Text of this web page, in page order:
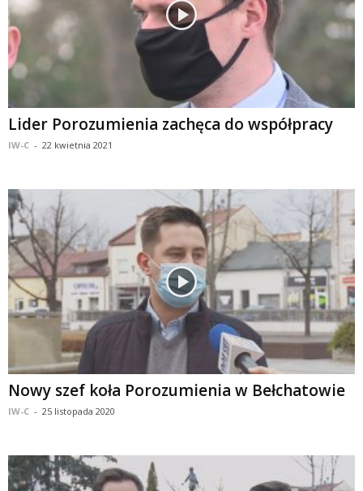
Lider Porozumienia zachęca do współpracy
IW-C - 22 kwietnia 2021
Nowy szef koła Porozumienia w Bełchatowie
IW-C - 25 listopada 2020